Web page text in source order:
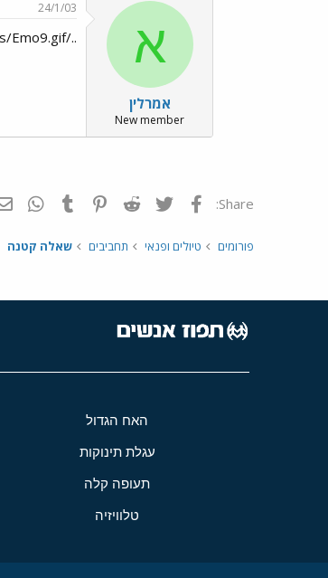
א
אמרלין
New member
24/1/03
../images/Emo9.gif
Share: פייסבוק Twitter
Reddit
Pinterest
Tumblr
פורומים טיולים ופנאי תחביבים שאלה קטנה
האח הגדול
עגלת תינוקות
תעופה קלה
טלוויזיה